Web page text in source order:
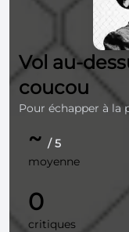
Vol au-
coucou
Pour échapper à la
~ / 5
moyenne
0
critiques